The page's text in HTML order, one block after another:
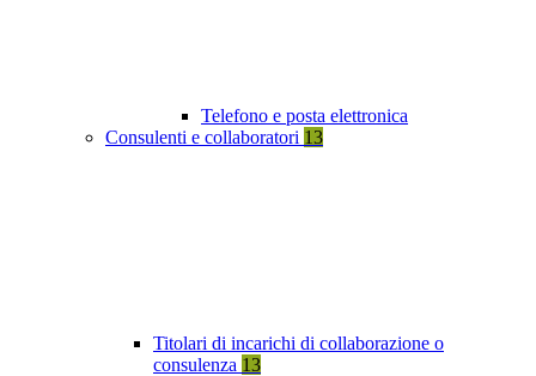
Telefono e posta elettronica
Consulenti e collaboratori 13
Titolari di incarichi di collaborazione o
consulenza 13